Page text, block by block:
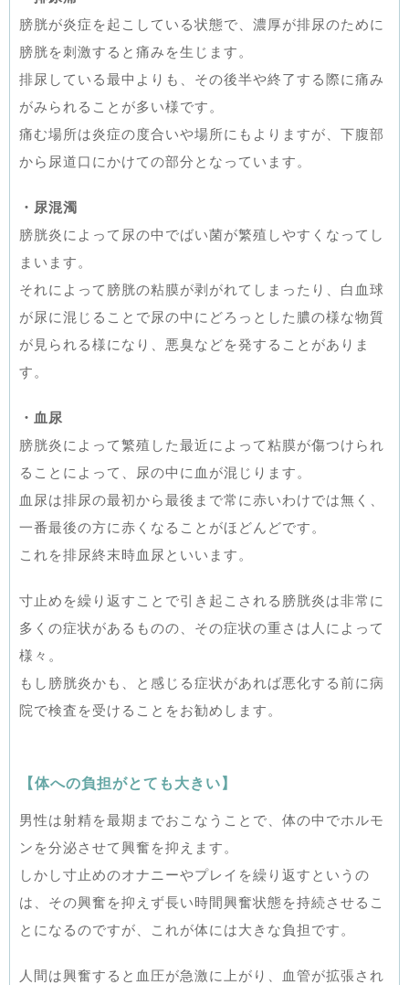
膀胱が炎症を起こしている状態で、濃厚が排尿のために
膀胱を刺激すると痛みを生じます。
排尿している最中よりも、その後半や終了する際に痛み
がみられることが多い様です。
痛む場所は炎症の度合いや場所にもよりますが、下腹部
から尿道口にかけての部分となっています。
・尿混濁
膀胱炎によって尿の中でばい菌が繁殖しやすくなってし
まいます。
それによって膀胱の粘膜が剥がれてしまったり、白血球
が尿に混じることで尿の中にどろっとした膿の様な物質
が見られる様になり、悪臭などを発することがありま
す。
・血尿
膀胱炎によって繁殖した最近によって粘膜が傷つけられ
ることによって、尿の中に血が混じります。
血尿は排尿の最初から最後まで常に赤いわけでは無く、
一番最後の方に赤くなることがほどんどです。
これを排尿終末時血尿といいます。
寸止めを繰り返すことで引き起こされる膀胱炎は非常に
多くの症状があるものの、その症状の重さは人によって
様々。
もし膀胱炎かも、と感じる症状があれば悪化する前に病
院で検査を受けることをお勧めします。
【体への負担がとても大きい】
男性は射精を最期までおこなうことで、体の中でホルモ
ンを分泌させて興奮を抑えます。
しかし寸止めのオナニーやプレイを繰り返すというの
は、その興奮を抑えず長い時間興奮状態を持続させるこ
とになるのですが、これが体には大きな負担です。
人間は興奮すると血圧が急激に上がり、血管が拡張され